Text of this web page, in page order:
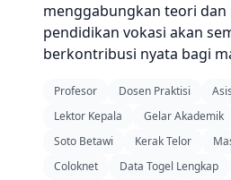
menggabungkan teori dan
pendidikan vokasi akan
berkontribusi nyata bagi
Profesor Dosen Praktisi
Lektor Kepala
Gelar Akademik
Soto Betawi
Kerak Telor
Coloknet
Data Togel Lengkap